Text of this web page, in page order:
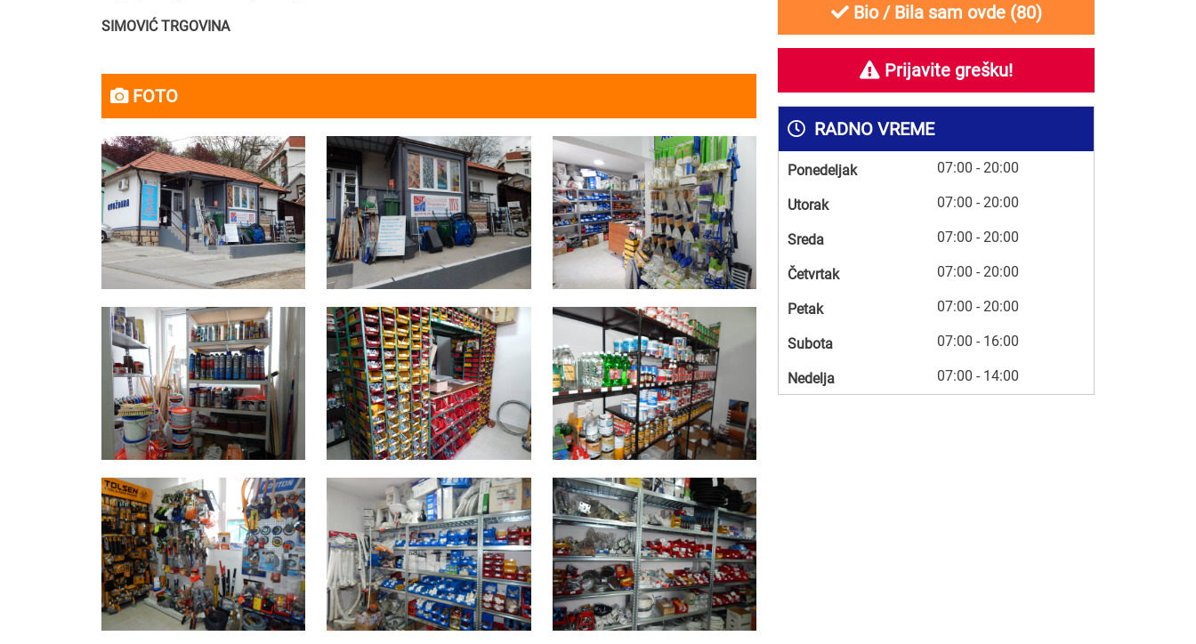
SIMOVIĆ TRGOVINA
FOTO
Bio / Bila sam ovde (80)
Prijavite grešku!
RADNO VREME
Ponedeljak 07:00 - 20:00
Utorak 07:00 - 20:00
Sreda 07:00 - 20:00
Četvrtak 07:00 - 20:00
Petak 07:00 - 20:00
Subota 07:00 - 16:00
Nedelja 07:00 - 14:00